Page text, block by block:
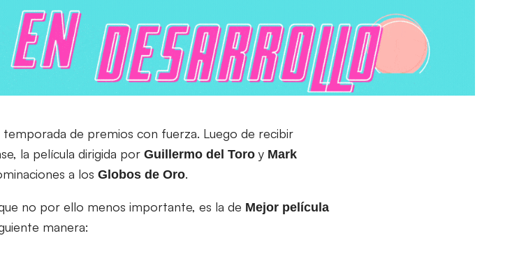
de premios con fuerza. Luego de recibir
la película dirigida por Guillermo del Toro y Mark
a los Globos de Oro.
no por ello menos importante, es la de Mejor película
manera: